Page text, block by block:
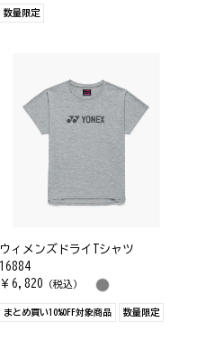
数量限定
ウィメンズドライTシャツ
16884
￥ 6,820 （税込）
まとめ買い10%OFF対象商品 数量限定